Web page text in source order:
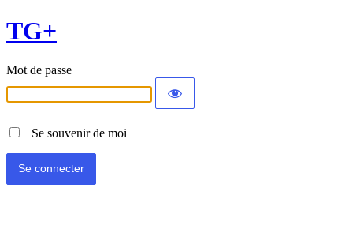
TG+
Mot de passe
Se souvenir de moi